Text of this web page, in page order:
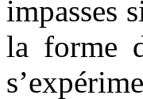
impasses
la forme